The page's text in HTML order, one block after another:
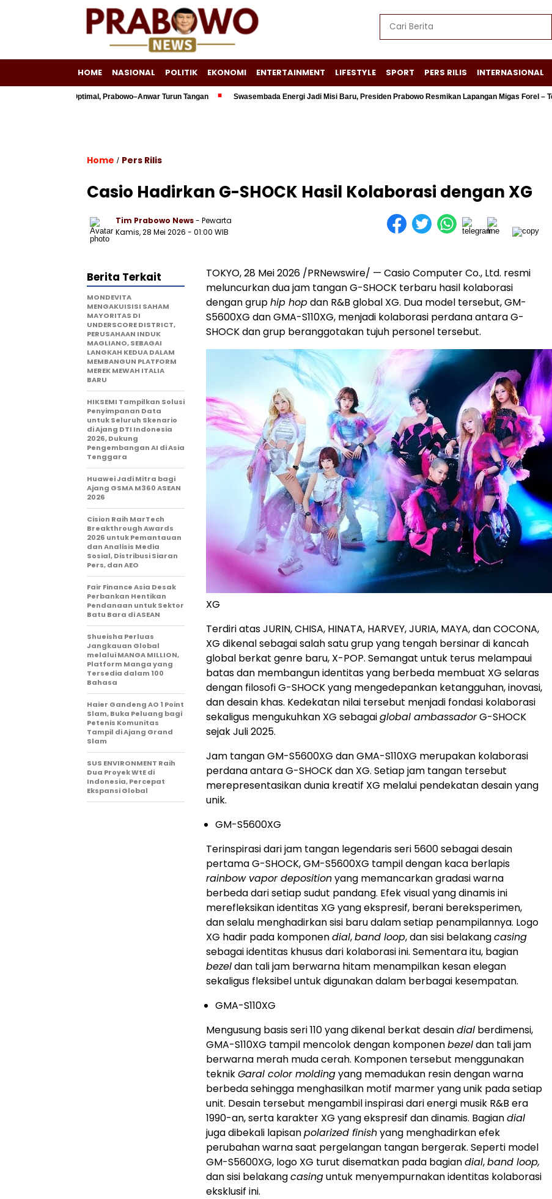
HOME NASIONAL POLITIK EKONOMI ENTERTAINMENT LIFESTYLE SPORT PERS RILIS INTERNASIONAL
Belum Optimal, Prabowo–Anwar Turun Tangan Swasembada Energi Jadi Misi Baru, Presiden Prabowo Resmikan Lapangan Migas Forel – Terubuk
Home / Pers Rilis
Casio Hadirkan G-SHOCK Hasil Kolaborasi dengan XG
Tim Prabowo News- Pewarta
Kamis, 28 Mei 2026 - 01:00 WIB
TOKYO, 28 Mei 2026 /PRNewswire/ — Casio Computer Co., Ltd. resmi
meluncurkan dua jam tangan G-SHOCK terbaru hasil kolaborasi
dengan gruphip hopdan R&B global XG. Dua model tersebut, GM-
S5600XG dan GMA-S110XG, menjadi kolaborasi perdana antara G-
SHOCK dan grup beranggotakan tujuh personel tersebut.
XG
Terdiri atas JURIN, CHISA, HINATA, HARVEY, JURIA, MAYA, dan COCONA,
XG dikenal sebagai salah satu grup yang tengah bersinar di kancah
global berkat genre baru, X-POP. Semangat untuk terus melampaui
batas dan membangun identitas yang berbeda membuat XG selaras
dengan filosofi G-SHOCK yang mengedepankan ketangguhan, inovasi,
dan desain khas. Kedekatan nilai tersebut menjadi fondasi kolaborasi
sekaligus mengukuhkan XG sebagaiglobal ambassadorG-SHOCK
sejak Juli 2025.
Jam tangan GM-S5600XG dan GMA-S110XG merupakan kolaborasi
perdana antara G-SHOCK dan XG. Setiap jam tangan tersebut
merepresentasikan dunia kreatif XG melalui pendekatan desain yang
unik.
GM-S5600XG
Terinspirasi dari jam tangan legendaris seri 5600 sebagai desain
pertama G-SHOCK, GM-S5600XG tampil dengan kaca berlapis
rainbow vapor depositionyang memancarkan gradasi warna
berbeda dari setiap sudut pandang. Efek visual yang dinamis ini
merefleksikan identitas XG yang ekspresif, berani bereksperimen,
dan selalu menghadirkan sisi baru dalam setiap penampilannya. Logo
XG hadir pada komponendial,band loop, dan sisi belakangcasing
sebagai identitas khusus dari kolaborasi ini. Sementara itu, bagian
bezeldan tali jam berwarna hitam menampilkan kesan elegan
sekaligus fleksibel untuk digunakan dalam berbagai kesempatan.
GMA-S110XG
Mengusung basis seri 110 yang dikenal berkat desaindial berdimensi,
GMA-S110XG tampil mencolok dengan komponenbezeldan tali jam
berwarna merah muda cerah. Komponen tersebut menggunakan
teknikGaral color moldingyang memadukan resin dengan warna
berbeda sehingga menghasilkan motif marmer yang unik pada setiap
unit. Desain tersebut mengambil inspirasi dari energi musik R&B era
1990-an, serta karakter XG yang ekspresif dan dinamis. Bagiandial
juga dibekali lapisanpolarized finishyang menghadirkan efek
perubahan warna saat pergelangan tangan bergerak. Seperti model
GM-S5600XG, logo XG turut disematkan pada bagiandial,band loop,
dan sisi belakangcasinguntuk menyempurnakan identitas kolaborasi
eksklusif ini.
Berita Terkait
MONDEVITA
MENGAKUISISI SAHAM
MAYORITAS DI
UNDERSCORE DISTRICT,
PERUSAHAAN INDUK
MAGLIANO, SEBAGAI
LANGKAH KEDUA DALAM
MEMBANGUN PLATFORM
MEREK MEWAH ITALIA
BARU
HIKSEMI Tampilkan Solusi
Penyimpanan Data
untuk Seluruh Skenario
di Ajang DTI Indonesia
2026, Dukung
Pengembangan AI di Asia
Tenggara
Huawei Jadi Mitra bagi
Ajang GSMA M360 ASEAN
2026
Cision Raih MarTech
Breakthrough Awards
2026 untuk Pemantauan
dan Analisis Media
Sosial, Distribusi Siaran
Pers, dan AEO
Fair Finance Asia Desak
Perbankan Hentikan
Pendanaan untuk Sektor
Batu Bara di ASEAN
Shueisha Perluas
Jangkauan Global
melalui MANGA MILLION,
Platform Manga yang
Tersedia dalam 100
Bahasa
Haier Gandeng AO 1 Point
Slam, Buka Peluang bagi
Petenis Komunitas
Tampil di Ajang Grand
Slam
SUS ENVIRONMENT Raih
Dua Proyek WtE di
Indonesia, Percepat
Ekspansi Global